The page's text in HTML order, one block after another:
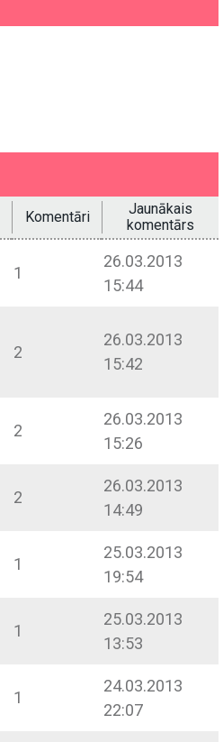
Komentāri
Jaunākais
komentārs
1
26.03.2013
15:44
2
26.03.2013
15:42
2
26.03.2013
15:26
2
26.03.2013
14:49
1
25.03.2013
19:54
1
25.03.2013
13:53
1
24.03.2013
22:07